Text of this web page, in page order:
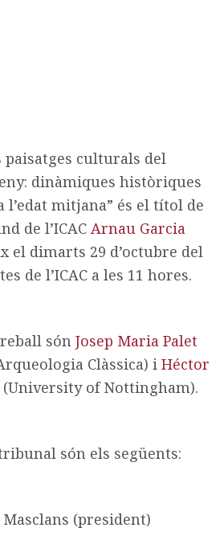
paisatges culturals del
dinàmiques històriques
mitjana” és el títol de
de l’ICACArnau Garcia
el dimarts 29 d’octubre del
de l’ICAC a les 11 hores.
sónJosep Maria Palet
Clàssica) iHéctor
(University of Nottingham).
són els següents:
(president)